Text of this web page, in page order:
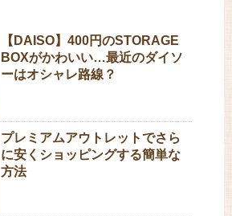
【DAISO】400円のSTORAGE
BOXがかわいい…最近のダイソ
ーはオシャレ路線？
プレミアムアウトレットでさら
に安くショッピングする簡単な
方法